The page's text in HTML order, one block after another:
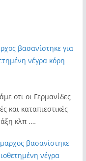
βασανίστηκε για
νέγρα κόρη
οτι οι Γερμανίδες
και καταπιεστικές
κλπ .…
βασανίστηκε
νέγρα